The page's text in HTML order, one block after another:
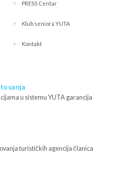
PRESS Centar
Klub seniora YUTA
Kontakt
u sistemu YUTA garancija
turističkih agencija članica